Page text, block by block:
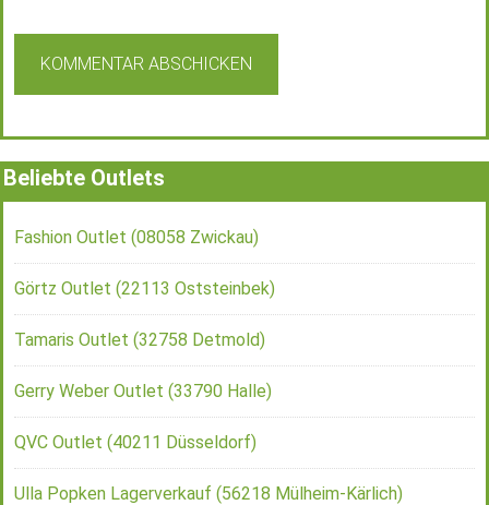
Beliebte Outlets
Fashion Outlet (08058 Zwickau)
Görtz Outlet (22113 Oststeinbek)
Tamaris Outlet (32758 Detmold)
Gerry Weber Outlet (33790 Halle)
QVC Outlet (40211 Düsseldorf)
Ulla Popken Lagerverkauf (56218 Mülheim-Kärlich)